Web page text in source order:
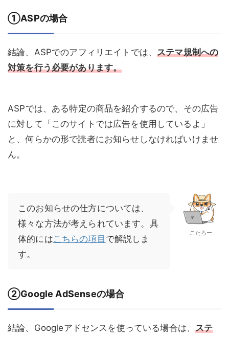
①ASPの場合
結論、ASPでのアフィリエイトでは、ステマ規制への
対策を行う必要があります。
ASPでは、ある特定の商品を紹介するので、その広告
に対して「このサイトでは広告を使用しているよ」
と、何らかの形で読者にお知らせしなければいけませ
ん。
このお知らせの仕方については、
様々な方法が考えられています。具
体的にはこちらの項目 で解説しま
す。
こたろー
②Google AdSenseの場合
結論、Googleアドセンスを使っている場合は、ステ